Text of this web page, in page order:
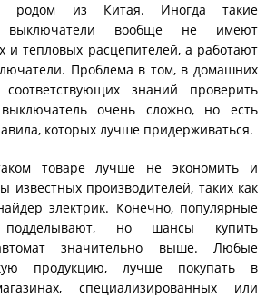
родом из Китая. Иногда такие
выключатели вообще не имеют
и тепловых расцепителей, а работают
Проблема в том, в домашних
знаний проверить
выключатель очень сложно, но есть
которых лучше придерживаться.
товаре лучше не экономить и
известных производителей, таких как
электрик. Конечно, популярные
но шансы купить
значительно выше. Любые
продукцию, лучше покупать в
специализированных или